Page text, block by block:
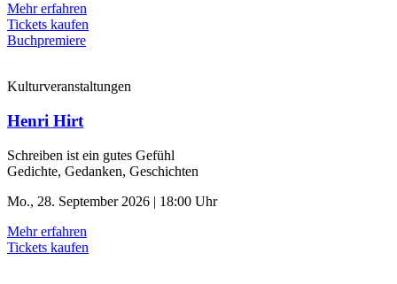
Mehr erfahren
Tickets kaufen
Buchpremiere
Kulturveranstaltungen
Henri Hirt
Schreiben ist ein gutes Gefühl
Gedichte, Gedanken, Geschichten
Mo., 28. September 2026 | 18:00 Uhr
Mehr erfahren
Tickets kaufen